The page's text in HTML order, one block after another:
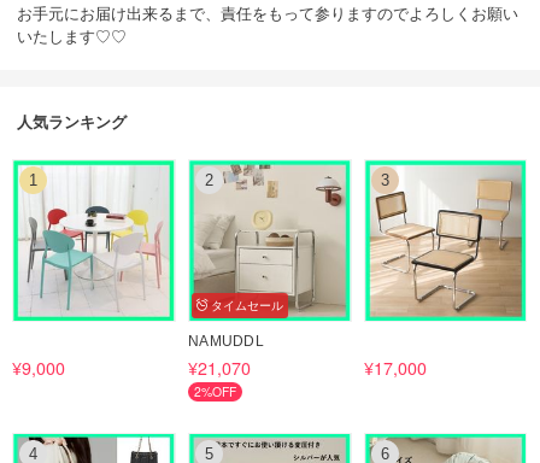
お手元にお届け出来るまで、責任をもって参りますのでよろしくお願い
いたします♡♡
人気ランキング
1
¥9,000
2
タイムセール
NAMUDDL
¥21,070
2%OFF
3
¥17,000
4 5 6